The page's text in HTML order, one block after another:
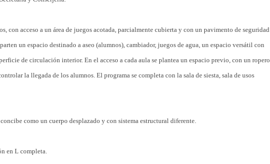
con acceso a un área de juegos acotada, parcialmente cubierta y con un pavimento de seguridad
un espacio destinado a aseo (alumnos), cambiador, juegos de agua, un espacio versátil con
de circulación interior. En el acceso a cada aula se plantea un espacio previo, con un ropero
la llegada de los alumnos. El programa se completa con la sala de siesta, sala de usos
como un cuerpo desplazado y con sistema estructural diferente.
en L completa.